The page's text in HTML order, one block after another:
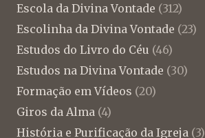
Escola da Divina Vontade (312)
Escolinha da Divina Vontade (23)
Estudos do Livro do Céu (46)
Estudos na Divina Vontade (30)
Formação em Vídeos (20)
Giros da Alma (4)
História e Purificação da Igreja (3)